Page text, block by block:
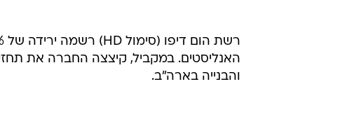
האנליסטים. במקביל, קיצצה החברה את
והבנייה בארה"ב.